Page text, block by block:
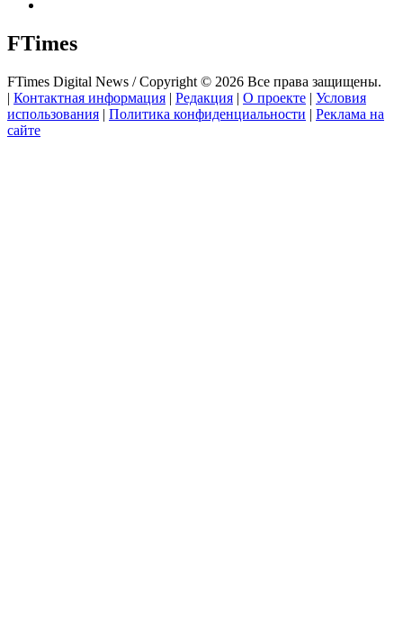
FTimes
FTimes Digital News / Copyright © 2026 Все права защищены.
| Контактная информация | Редакция | О проекте | Условия
использования | Политика конфиденциальности | Реклама на
сайте